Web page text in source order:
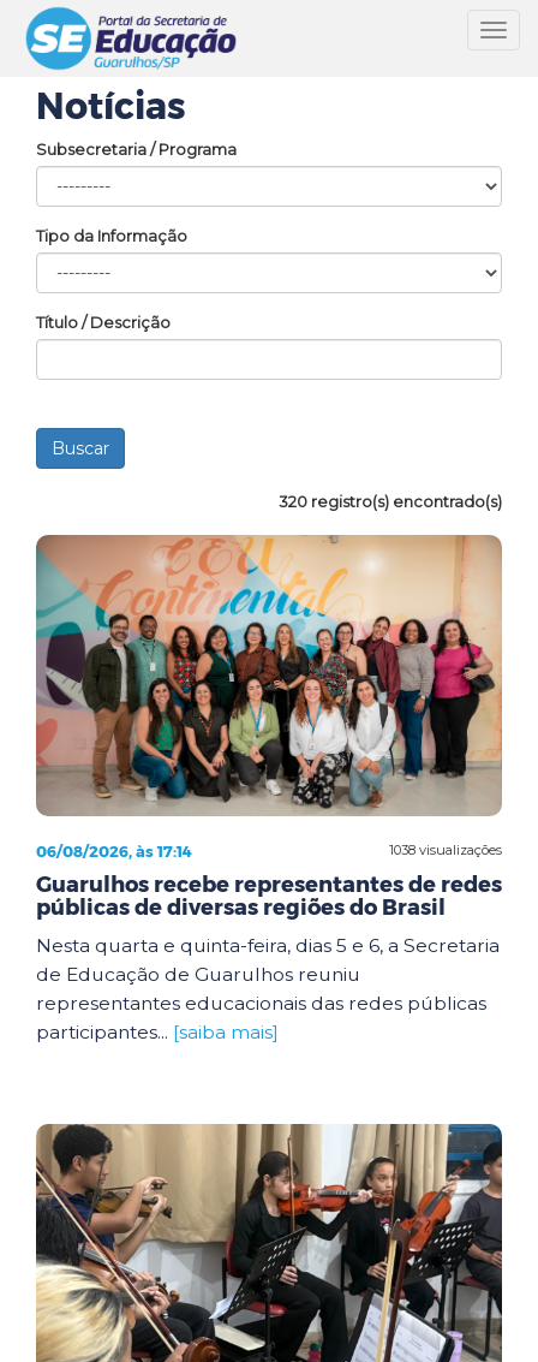
Notícias
Subsecretaria / Programa
Tipo da Informação
Título / Descrição
320 registro(s) encontrado(s)
1038 visualizações
06/08/2026, às 17:14
Guarulhos recebe representantes de redes
públicas de diversas regiões do Brasil
Nesta quarta e quinta-feira, dias 5 e 6, a Secretaria
de Educação de Guarulhos reuniu
representantes educacionais das redes públicas
participantes... [saiba mais]